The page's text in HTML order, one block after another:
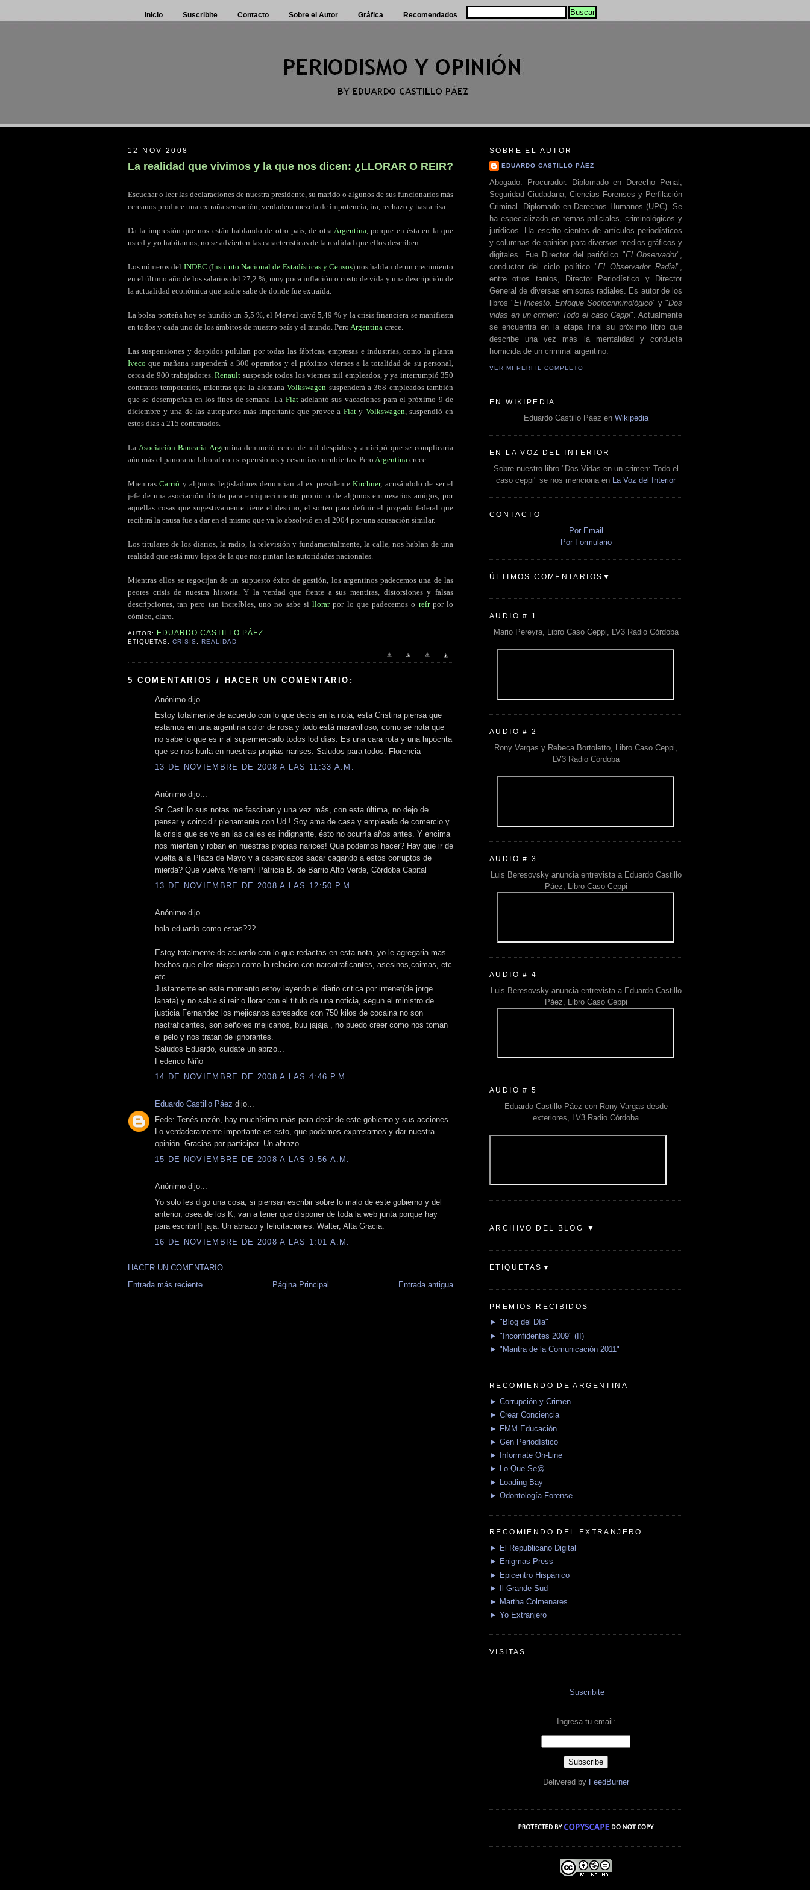
Inicio Suscribite Contacto Sobre el Autor Gráfica Recomendados
12 NOV 2008
La realidad que vivimos y la que nos dicen: ¿LLORAR O REIR?
Escuchar o leer las declaraciones de nuestra presidente, su marido o algunos de sus funcionarios más
cercanos produce una extraña sensación, verdadera mezcla de impotencia, ira, rechazo y hasta risa.
Da la impresión que nos están hablando de otro país, de otra Argentina, porque en ésta en la que
usted y yo habitamos, no se advierten las características de la realidad que ellos describen.
Los números del INDEC (Instituto Nacional de Estadísticas y Censos) nos hablan de un crecimiento
en el último año de los salarios del 27,2 %, muy poca inflación o costo de vida y una descripción de
la actualidad económica que nadie sabe de donde fue extraída.
La bolsa porteña hoy se hundió un 5,5 %, el Merval cayó 5,49 % y la crisis financiera se manifiesta
en todos y cada uno de los ámbitos de nuestro país y el mundo. Pero Argentina crece.
Las suspensiones y despidos pululan por todas las fábricas, empresas e industrias, como la planta
Iveco que mañana suspenderá a 300 operarios y el próximo viernes a la totalidad de su personal,
cerca de 900 trabajadores.Renault suspende todos los viernes mil empleados, y ya interrumpió 350
contratos temporarios, mientras que la alemanaVolkswagen suspenderá a 368 empleados también
que se desempeñan en los fines de semana. La Fiatadelantó sus vacaciones para el próximo 9 de
diciembre y una de las autopartes más importante que provee a Fiaty Volkswagen, suspendió en
estos días a 215 contratados.
La Asociación Bancaria Argentina denunció cerca de mil despidos y anticipó que se complicaría
aún más el panorama laboral con suspensiones y cesantías encubiertas. Pero Argentina crece.
MientrasCarrió y algunos legisladores denuncian al ex presidenteKirchner, acusándolo de ser el
jefe de una asociación ilícita para enriquecimiento propio o de algunos empresarios amigos, por
aquellas cosas que sugestivamente tiene el destino, el sorteo para definir el juzgado federal que
recibirá la causa fue a dar en el mismo que ya lo absolvió en el 2004 por una acusación similar.
Los titulares de los diarios, la radio, la televisión y fundamentalmente, la calle, nos hablan de una
realidad que está muy lejos de la que nos pintan las autoridades nacionales.
Mientras ellos se regocijan de un supuesto éxito de gestión, los argentinos padecemos una de las
peores crisis de nuestra historia. Y la verdad que frente a sus mentiras, distorsiones y falsas
descripciones, tan pero tan increíbles, uno no sabe sillorarpor lo que padecemos o reírpor lo
cómico, claro.-
AUTOR: EDUARDO CASTILLO PÁEZ
ETIQUETAS:CRISIS ,REALIDAD
5 COMENTARIOS / HACER UN COMENTARIO:
Anónimo dijo...
Estoy totalmente de acuerdo con lo que decís en la nota, esta Cristina piensa que
estamos en una argentina color de rosa y todo está maravilloso, como se nota que
no sabe lo que es ir al supermercado todos lod días. Es una cara rota y una hipócrita
que se nos burla en nuestras propias narises. Saludos para todos. Florencia
13 DE NOVIEMBRE DE 2008 A LAS 11:33 A.M.
Anónimo dijo...
Sr. Castillo sus notas me fascinan y una vez más, con esta última, no dejo de
pensar y coincidir plenamente con Ud.! Soy ama de casa y empleada de comercio y
la crisis que se ve en las calles es indignante, ésto no ocurría años antes. Y encima
nos mienten y roban en nuestras propias narices! Qué podemos hacer? Hay que ir de
vuelta a la Plaza de Mayo y a cacerolazos sacar cagando a estos corruptos de
mierda? Que vuelva Menem! Patricia B. de Barrio Alto Verde, Córdoba Capital
13 DE NOVIEMBRE DE 2008 A LAS 12:50 P.M.
Anónimo dijo...
hola eduardo como estas???
Estoy totalmente de acuerdo con lo que redactas en esta nota, yo le agregaria mas
hechos que ellos niegan como la relacion con narcotraficantes, asesinos,coimas, etc
etc.
Justamente en este momento estoy leyendo el diario critica por intenet(de jorge
lanata) y no sabia si reir o llorar con el titulo de una noticia, segun el ministro de
justicia Fernandez los mejicanos apresados con 750 kilos de cocaina no son
nactraficantes, son señores mejicanos, buu jajaja , no puedo creer como nos toman
el pelo y nos tratan de ignorantes.
Saludos Eduardo, cuidate un abrzo...
Federico Niño
14 DE NOVIEMBRE DE 2008 A LAS 4:46 P.M.
Eduardo Castillo Páez dijo...
Fede: Tenés razón, hay muchísimo más para decir de este gobierno y sus acciones.
Lo verdaderamente importante es esto, que podamos expresarnos y dar nuestra
opinión. Gracias por participar. Un abrazo.
15 DE NOVIEMBRE DE 2008 A LAS 9:56 A.M.
Anónimo dijo...
Yo solo les digo una cosa, si piensan escribir sobre lo malo de este gobierno y del
anterior, osea de los K, van a tener que disponer de toda la web junta porque hay
para escribir!! jaja. Un abrazo y felicitaciones. Walter, Alta Gracia.
16 DE NOVIEMBRE DE 2008 A LAS 1:01 A.M.
HACER UN COMENTARIO
Entrada más reciente
Entrada antigua
Página Principal
SOBRE EL AUTOR
EDUARDO CASTILLO PÁEZ
Abogado. Procurador. Diplomado en Derecho Penal,
Seguridad Ciudadana, Ciencias Forenses y Perfilación
Criminal. Diplomado en Derechos Humanos (UPC). Se
ha especializado en temas policiales, criminológicos y
jurídicos. Ha escrito cientos de artículos periodísticos
y columnas de opinión para diversos medios gráficos y
digitales. Fue Director del periódico "El Observador",
conductor del ciclo político "El Observador Radial",
entre otros tantos, Director Periodístico y Director
General de diversas emisoras radiales. Es autor de los
libros "El Incesto. Enfoque Sociocriminológico" y "Dos
vidas en un crimen: Todo el caso Ceppi". Actualmente
se encuentra en la etapa final su próximo libro que
describe una vez más la mentalidad y conducta
homicida de un criminal argentino.
VER MI PERFIL COMPLETO
EN WIKIPEDIA
Eduardo Castillo Páez en Wikipedia
EN LA VOZ DEL INTERIOR
Sobre nuestro libro "Dos Vidas en un crimen: Todo el
caso ceppi" se nos menciona en
La Voz del Interior
CONTACTO
Por Email
Por Formulario
ÚLTIMOS COMENTARIOS▼
AUDIO # 1
Mario Pereyra, Libro Caso Ceppi, LV3 Radio Córdoba
AUDIO # 2
Rony Vargas y Rebeca Bortoletto, Libro Caso Ceppi,
LV3 Radio Córdoba
AUDIO # 3
Luis Beresovsky anuncia entrevista a Eduardo Castillo
Páez, Libro Caso Ceppi
AUDIO # 4
Luis Beresovsky anuncia entrevista a Eduardo Castillo
Páez, Libro Caso Ceppi
AUDIO # 5
Eduardo Castillo Páez con Rony Vargas desde
exteriores, LV3 Radio Córdoba
ARCHIVO DEL BLOG ▼
ETIQUETAS▼
PREMIOS RECIBIDOS
► "Blog del Día"
► "Inconfidentes 2009" (II)
► "Mantra de la Comunicación 2011"
RECOMIENDO DE ARGENTINA
► Corrupción y Crimen
► Crear Conciencia
► FMM Educación
► Gen Periodístico
► Informate On-Line
► Lo Que Se@
► Loading Bay
► Odontología Forense
RECOMIENDO DEL EXTRANJERO
► El Republicano Digital
► Enigmas Press
► Epicentro Hispánico
► Il Grande Sud
► Martha Colmenares
► Yo Extranjero
VISITAS
Suscribite
Ingresa tu email:
Delivered by FeedBurner